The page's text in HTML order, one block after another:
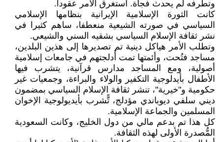
وتطرفه لم يحدث فجأة. استغرق الأمر عقودا.
كانت الثورة الإسلامية الإيرانية بنظامها الإسلامي
السياسي في صورته الشيعية منعطفا، ساهم كثيرا في
نشر ثقافة الإسلام السياسي بشقيه السني والشيعي.
وتطلب الأمر هياكل دينية تم تصديرها إلى هذين البلدين،
مساجد فتُحت، وأئمتها تمت أَدلجتهم في جامعات إسلامية
أصولية، ومع المساجد مدارس قرآنية، يتشرب فيها
الأطفال بأيدلوجية التكفير والولاء والبراءة، وجمعيات غير
حكومية و"خيرية"، تنشر ثقافة الإسلام السياسي بمضمون
ديني سلفي ديوباندي مؤدلج، تًّشرب بأيديولوجية الإخوان
المسلمين والجماعة الإسلامية.
كل هذا تم بدعم مالي من دول الخليج، وكانت السعودية
المُّصدرة الأولى لهذه الثقافة.